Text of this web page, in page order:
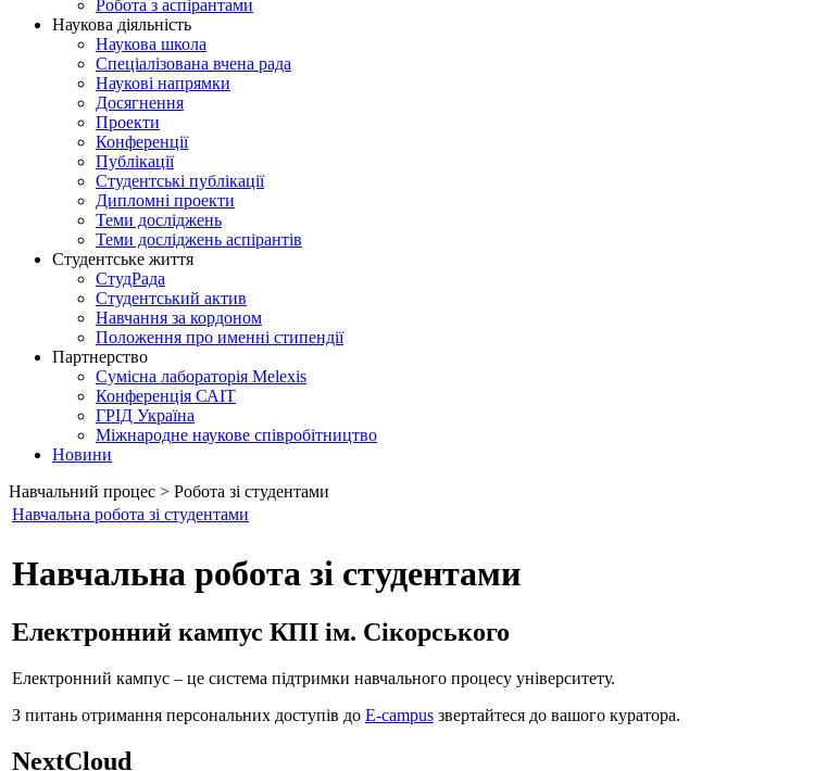
Робота з аспірантами
Наукова діяльність
Наукова школа
Спеціалізована вчена рада
Наукові напрямки
Досягнення
Проекти
Конференції
Публікації
Студентські публікації
Дипломні проекти
Теми досліджень
Теми досліджень аспірантів
Студентське життя
СтудРада
Студентський актив
Навчання за кордоном
Положення про именні стипендії
Партнерство
Сумісна лабораторія Melexis
Конференція САІТ
ГРІД Україна
Міжнародне наукове співробітництво
Новини
Навчальний процес > Робота зі студентами
Навчальна робота зі студентами
Навчальна робота зі студентами
Електронний кампус КПІ ім. Сікорського
Електронний кампус – це система підтримки навчального процесу університету.
З питань отримання персональних доступів до E-campus звертайтеся до вашого куратора.
NextCloud